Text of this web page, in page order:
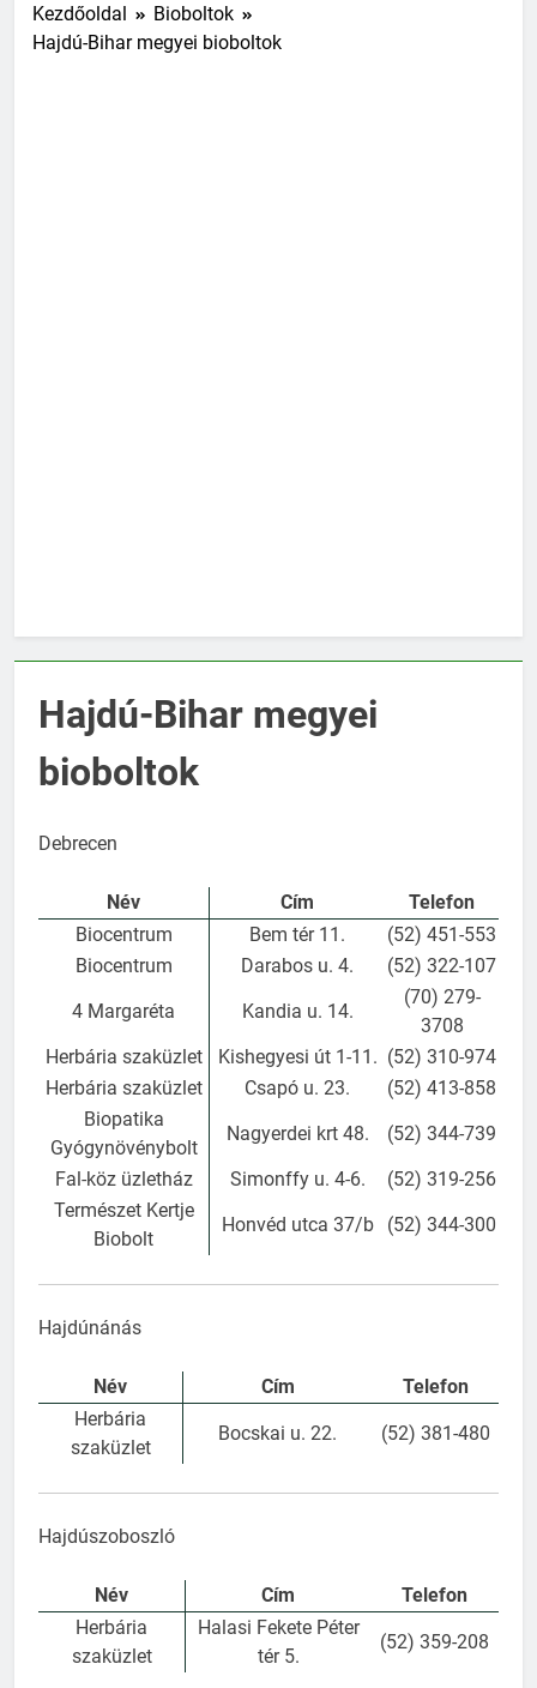
Kezdőoldal
Bioboltok
Hajdú-Bihar megyei bioboltok
Hajdú-Bihar megyei
bioboltok
Debrecen
Név Cím
Telefon
Biocentrum
Bem tér 11.
(52) 451-553
Biocentrum
Darabos u. 4.
(52) 322-107
4 Margaréta
Kandia u. 14.
(70) 279-
3708
Herbária szaküzlet
Kishegyesi út 1-11. (52) 310-974
Herbária szaküzlet
Csapó u. 23.
(52) 413-858
Biopatika
Gyógynövénybolt
Nagyerdei krt 48.
(52) 344-739
Fal-köz üzletház
Simonffy u. 4-6.
(52) 319-256
Természet Kertje
Biobolt
Honvéd utca 37/b (52) 344-300
Hajdúnánás
Név Cím
Telefon
Herbária
szaküzlet
Bocskai u. 22. (52) 381-480
Hajdúszoboszló
Név Cím
Telefon
Herbária
szaküzlet
Halasi Fekete Péter
tér 5.
(52) 359-208